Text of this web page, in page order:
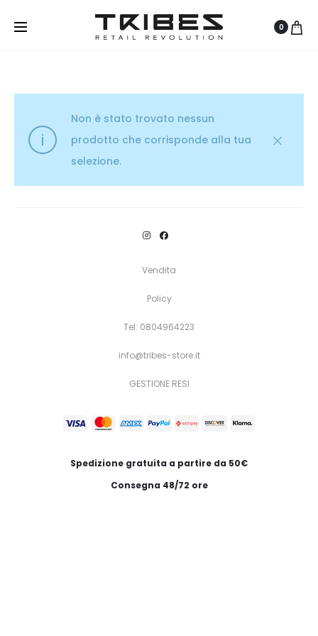
0
Non è stato trovato nessun
prodotto che corrisponde alla tua
selezione.
Vendita
Policy
Tel: 0804964223
info@tribes-store.it
GESTIONE RESI
Spedizione gratuita a partire da 50€
Consegna 48/72 ore